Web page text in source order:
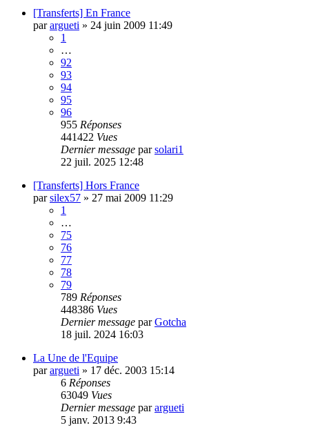
[Transferts] En France
parargueti » 24 juin 2009 11:49
1
…
92
93
94
95
96
955 Réponses
441422 Vues
Dernier message parsolari1
22 juil. 2025 12:48
[Transferts] Hors France
parsilex57 » 27 mai 2009 11:29
1
…
75
76
77
78
79
789 Réponses
448386 Vues
Dernier message parGotcha
18 juil. 2024 16:03
La Une de l'Equipe
parargueti » 17 déc. 2003 15:14
6 Réponses
63049 Vues
Dernier message parargueti
5 janv. 2013 9:43